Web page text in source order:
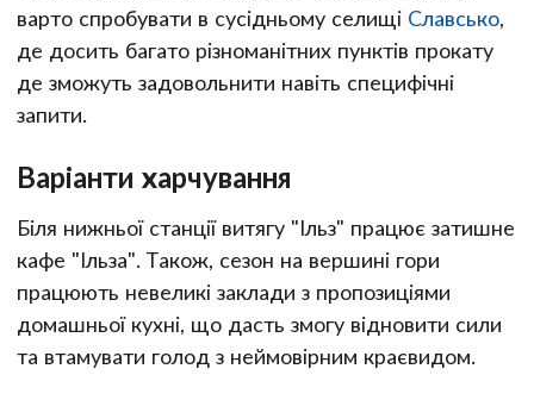
варто спробувати в сусідньому селищі Славсько,
де досить багато різноманітних пунктів прокату
де зможуть задовольнити навіть специфічні
запити.
Варіанти харчування
Біля нижньої станції витягу "Ільз" працює затишне
кафе "Ільза". Також, сезон на вершині гори
працюють невеликі заклади з пропозиціями
домашньої кухні, що дасть змогу відновити сили
та втамувати голод з неймовірним краєвидом.